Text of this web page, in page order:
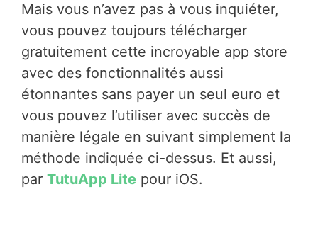
Mais vous n’avez pas à vous inquiéter,
vous pouvez toujours télécharger
gratuitement cette incroyable app store
avec des fonctionnalités aussi
étonnantes sans payer un seul euro et
vous pouvez l’utiliser avec succès de
manière légale en suivant simplement la
méthode indiquée ci-dessus. Et aussi,
par TutuApp Lite pour iOS.